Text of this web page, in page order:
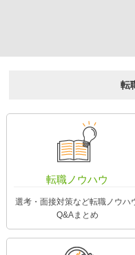
転
転職ノウハウ
選考・面接対策など転職ノウハ
Q&Aまとめ